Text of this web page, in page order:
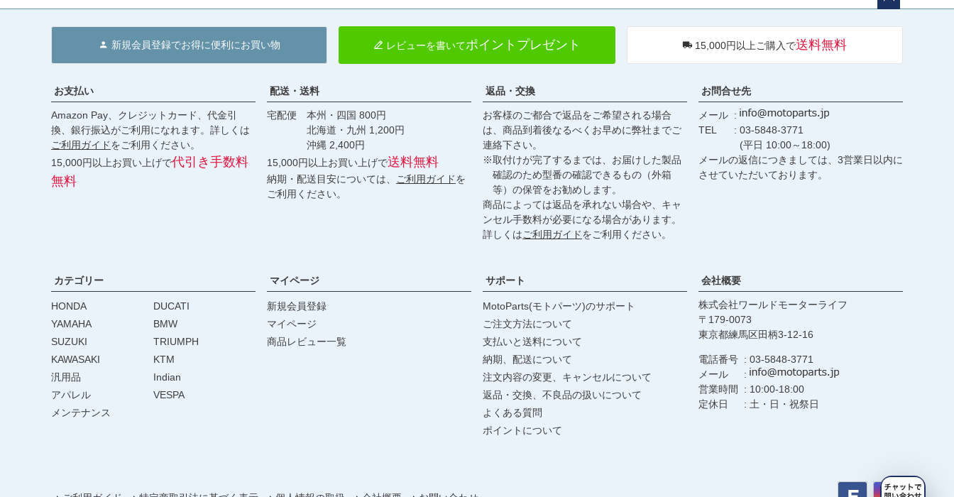
へ
新規会員登録でお得に便利にお買い物 レビューを書いてポイントプレゼント 15,000円以上ご購入で送料無料
お支払い
Amazon Pay、クレジットカード、代金引
換、銀行振込がご利用になれます。詳しくは
ご利用ガイドをご利用ください。
15,000円以上お買い上げで代引き手数料
無料
配送・送料
宅配便 本州・四国 800円
北海道・九州 1,200円
沖縄 2,400円
15,000円以上お買い上げで送料無料
納期・配送目安については、 ご利用ガイドを
ご利用ください。
返品・交換
お客様のご都合で返品をご希望される場合
は、商品到着後なるべくお早めに弊社までご
連絡下さい。
※取付けが完了するまでは、お届けした製品
確認のため型番の確認できるもの（外箱
等）の保管をお勧めします。
商品によっては返品を承れない場合や、キャ
ンセル手数料が必要になる場合があります。
詳しくはご利用ガイドをご利用ください。
お問合せ先
メール
TEL
03-5848-3771
(平日 10:00～18:00)
メールの返信につきましては、3営業日以内に
させていただいております。
カテゴリー
HONDA
YAMAHA
SUZUKI
KAWASAKI
汎用品
アパレル
メンテナンス
DUCATI
BMW
TRIUMPH
KTM
Indian
VESPA
マイページ
新規会員登録
マイページ
商品レビュー一覧
サポート
MotoParts(モトパーツ)のサポート
ご注文方法について
支払いと送料について
納期、配送について
注文内容の変更、キャンセルについて
返品・交換、不良品の扱いについて
よくある質問
ポイントについて
会社概要
株式会社ワールドモーターライフ
179-0073
東京都練馬区田柄3-12-16
電話番号
03-5848-3771
メール
営業時間
10:00-18:00
定休日
土・日・祝祭日